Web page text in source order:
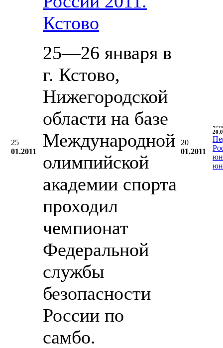
25
01.2011
Кстово
25—26 января в
г. Кстово,
Нижегородской
области на базе
Международной
олимпийской
академии спорта
проходил
чемпионат
Федеральной
службы
безопасности
России по
самбо.
20
01.2011